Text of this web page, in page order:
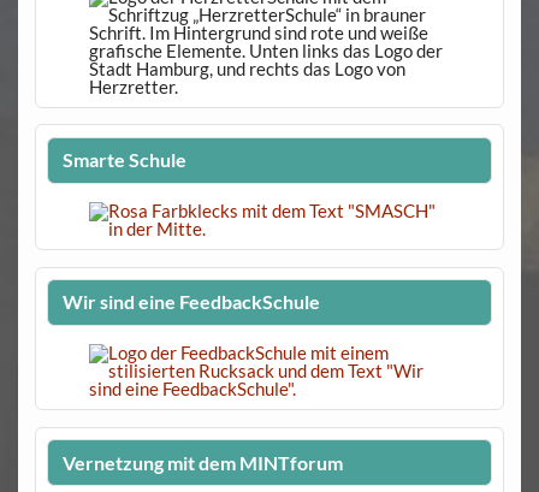
Smarte Schule
Wir sind eine FeedbackSchule
Vernetzung mit dem MINTforum